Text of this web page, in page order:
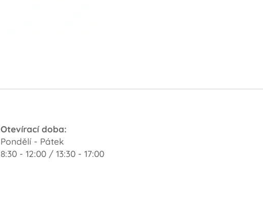
Otevírací doba:
Pondělí - Pátek
8:30 - 12:00 / 13:30 - 17:00